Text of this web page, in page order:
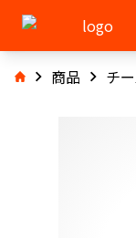
商品 チ